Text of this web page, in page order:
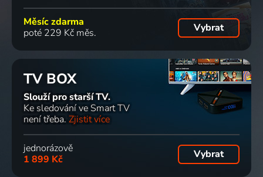
Měsíc zdarma
poté 229 Kč měs.
Vybrat
TV BOX
Slouží pro starší TV.
Ke sledování ve Smart TV
není třeba. Zjistit více
jednorázově
1 899 Kč
Vybrat